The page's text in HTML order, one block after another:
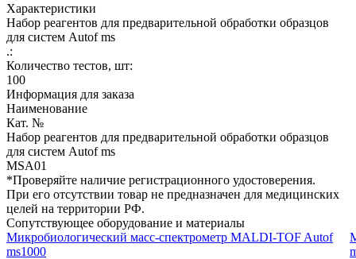
Характеристики
Набор реагентов для предварительной обработки образцов
для систем Autof ms
.:
Количество тестов, шт:
100
Информация для заказа
Наименование
Кат. №
Набор реагентов для предварительной обработки образцов
для систем Autof ms
MSA01
*Проверяйте наличие регистрационного удостоверения.
При его отсутствии товар не предназначен для медицинских
целей на территории РФ.
Сопутствующее оборудование и материалы
Микробиологический масс-спектрометр MALDI-TOF Autof
ms1000